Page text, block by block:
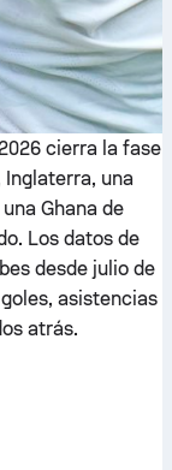
cierra la fase
una
Ghana de
Los datos de
desde julio de
asistencias
atrás.